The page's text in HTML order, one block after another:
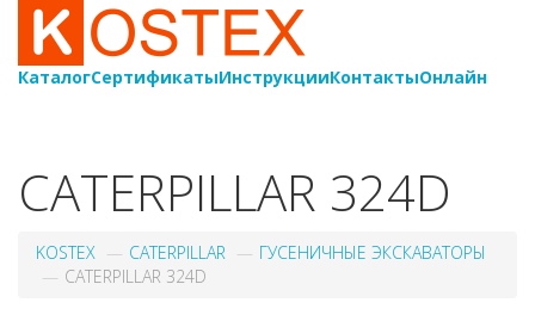
КаталогСертификатыИнструкцииКонтактыОнлайн
CATERPILLAR 324D
KOSTEX CATERPILLAR
ГУСЕНИЧНЫЕ ЭКСКАВАТОРЫ
CATERPILLAR 324D